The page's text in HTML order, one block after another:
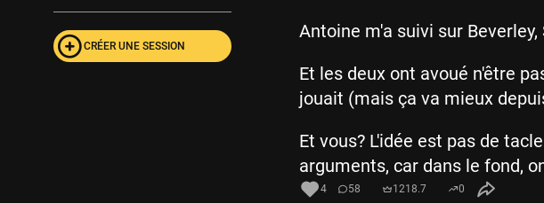
Antoine m'a suivi sur
Et les deux ont avoué n'être
jouait (mais ça va mieux
Et vous? L'idée est pas de
arguments, car dans le fond,
4 58 1218.7
0
CRÉER UNE SESSION